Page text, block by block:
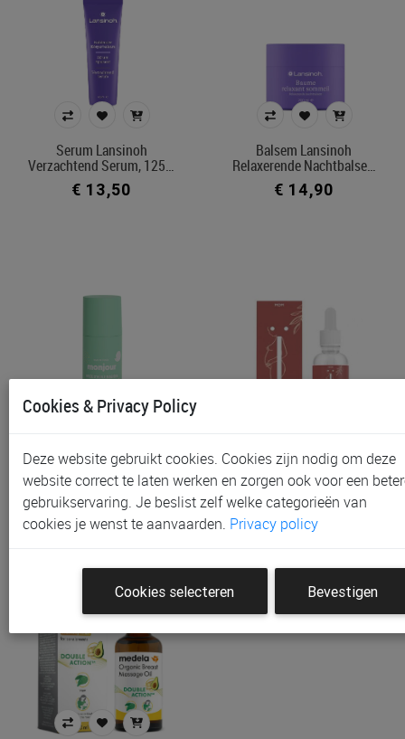
Serum Lansinoh
Verzachtend Serum, 125…
€ 13,50
Balsem Lansinoh
Relaxerende Nachtbalse…
€ 14,90
Massagegel Monjour,
50ml
€ 15,90
Olie Naif Relaxing Body
Oil, 100ml | Mom
€ 15,99
Cookies & Privacy Policy
Deze website gebruikt cookies. Cookies zijn nodig om deze
website correct te laten werken en zorgen ook voor een
gebruikservaring. Je beslist zelf welke categorieën van
cookies je wenst te aanvaarden. Privacy policy
Cookies selecteren Bevestigen